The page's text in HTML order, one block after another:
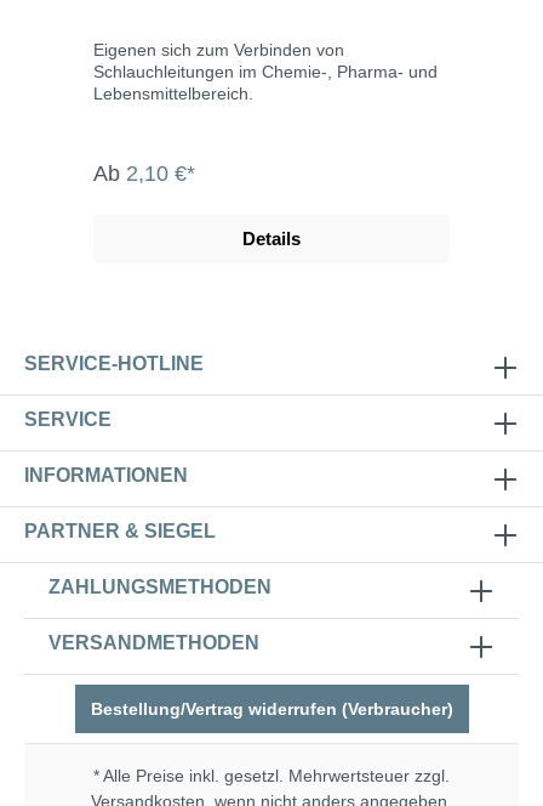
Eigenen sich zum Verbinden von
Schlauchleitungen im Chemie-, Pharma- und
Lebensmittelbereich.
Ab 2,10 €*
Details
SERVICE-HOTLINE
SERVICE
INFORMATIONEN
PARTNER & SIEGEL
ZAHLUNGSMETHODEN
VERSANDMETHODEN
Bestellung/Vertrag widerrufen (Verbraucher)
* Alle Preise inkl. gesetzl. Mehrwertsteuer zzgl.
Versandkosten , wenn nicht anders angegeben.